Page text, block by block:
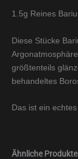
1.5g Reines
Diese Stücke
größtenteils
behandeltes
Das ist ein
Ähnliche Produkte